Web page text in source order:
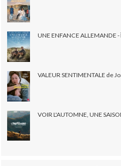
UNE ENFANCE ALLEMANDE
VALEUR SENTIMENTALE de
VOIR L'AUTOMNE, UNE